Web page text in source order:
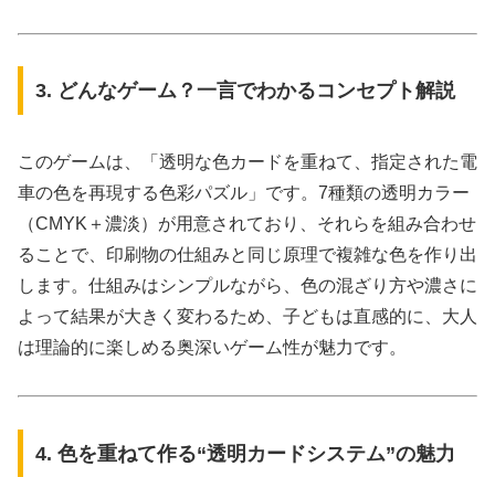
3. どんなゲーム？一言でわかるコンセプト解説
このゲームは、「透明な色カードを重ねて、指定された電
車の色を再現する色彩パズル」です。7種類の透明カラー
（CMYK＋濃淡）が用意されており、それらを組み合わせ
ることで、印刷物の仕組みと同じ原理で複雑な色を作り出
します。仕組みはシンプルながら、色の混ざり方や濃さに
よって結果が大きく変わるため、子どもは直感的に、大人
は理論的に楽しめる奥深いゲーム性が魅力です。
4. 色を重ねて作る“透明カードシステム”の魅力